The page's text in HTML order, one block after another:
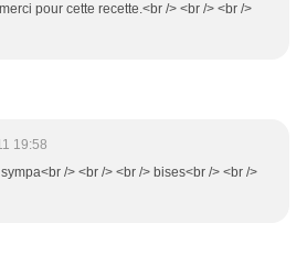
pour cette recette.<br /> <br /> <br />
19:58
/> <br /> <br /> bises<br /> <br />